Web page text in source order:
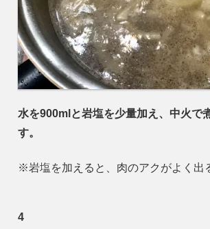
水を900mlと岩塩を少量加え、中火で
す。
※岩塩を加えると、肉のアクがよく出
4